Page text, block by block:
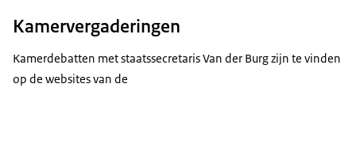
Kamervergaderingen
Kamerdebatten met staatssecretaris Van der Burg zijn te vinden
op de websites van de